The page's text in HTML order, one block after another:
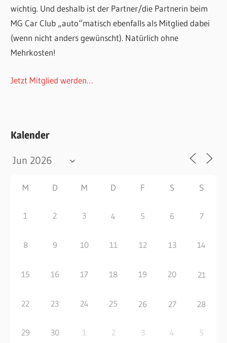
wichtig. Und deshalb ist der Partner/die Partnerin beim
MG Car Club „auto“matisch ebenfalls als Mitglied dabei
(wenn nicht anders gewünscht). Natürlich ohne
Mehrkosten!
Jetzt Mitglied werden…
Kalender
M D M D F S S
1 2 3 4 5 6 7
8 9 10 11 12 13 14
15 16 17 18 19 20 21
22 23 24 25 26 27 28
29 30 1 2 3 4 5